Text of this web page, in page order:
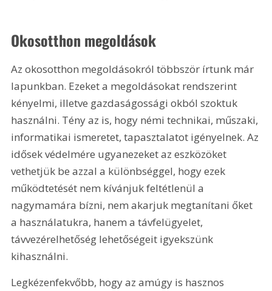
Okosotthon megoldások
Az okosotthon megoldásokról többször írtunk már
lapunkban. Ezeket a megoldásokat rendszerint
kényelmi, illetve gazdaságossági okból szoktuk
használni. Tény az is, hogy némi technikai, műszaki,
informatikai ismeretet, tapasztalatot igényelnek. Az
idősek védelmére ugyanezeket az eszközöket
vethetjük be azzal a különbséggel, hogy ezek
működtetését nem kívánjuk feltétlenül a
nagymamára bízni, nem akarjuk megtanítani őket
a használatukra, hanem a távfelügyelet,
távvezérelhetőség lehetőségeit igyekszünk
kihasználni.
Legkézenfekvőbb, hogy az amúgy is hasznos